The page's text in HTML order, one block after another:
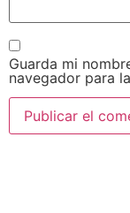
Guarda mi
navegador para